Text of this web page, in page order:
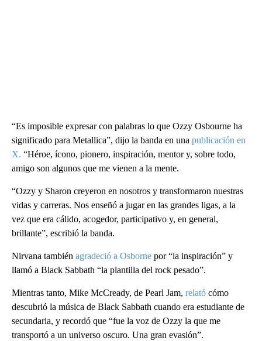
“Es imposible expresar con palabras lo que Ozzy Osbourne ha
significado para Metallica”, dijo la banda en una publicación en
X. “Héroe, ícono, pionero, inspiración, mentor y, sobre todo,
amigo son algunos que me vienen a la mente.
“Ozzy y Sharon creyeron en nosotros y transformaron nuestras
vidas y carreras. Nos enseñó a jugar en las grandes ligas, a la
vez que era cálido, acogedor, participativo y, en general,
brillante”, escribió la banda.
Nirvana también agradeció a Osborne por “la inspiración” y
llamó a Black Sabbath “la plantilla del rock pesado”.
Mientras tanto, Mike McCready, de Pearl Jam, relató cómo
descubrió la música de Black Sabbath cuando era estudiante de
secundaria, y recordó que “fue la voz de Ozzy la que me
transportó a un universo oscuro. Una gran evasión”.